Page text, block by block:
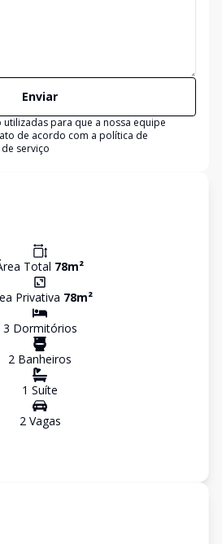
Enviar
para que a nossa equipe
de acordo com a política de
serviço
Total 78m²
Privativa 78m²
3 Dormitórios
2 Banheiros
1 Suíte
2Vagas